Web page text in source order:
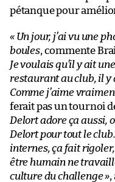
pétanque pour
« Un jour, j’ai vu une
boules, commente
Je voulais qu’il y ait
restaurant au club, il y
Comme j’aime
ferait pas un tournoi
Delort adore ça aussi,
Delort pour tout le
internes, ça fait
être humain ne
culture du challenge »,